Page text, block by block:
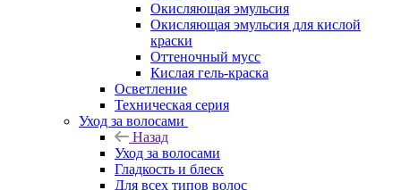
Окисляющая эмульсия
Окисляющая эмульсия для кислой
краски
Оттеночный мусс
Кислая гель-краска
Осветление
Техническая серия
Уход за волосами
Назад
Уход за волосами
Гладкость и блеск
Для всех типов волос